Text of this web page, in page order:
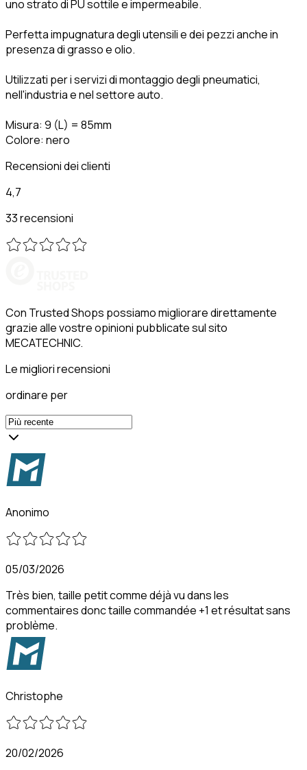
uno strato di PU sottile e impermeabile.
Perfetta impugnatura degli utensili e dei pezzi anche in
presenza di grasso e olio.
Utilizzati per i servizi di montaggio degli pneumatici,
nell'industria e nel settore auto.
Misura: 9 (L) = 85mm
Colore: nero
Recensioni dei clienti
4,7
33 recensioni
Con Trusted Shops possiamo migliorare direttamente
grazie alle vostre opinioni pubblicate sul sito
MECATECHNIC.
Le migliori recensioni
ordinare per
Anonimo
05/03/2026
Très bien, taille petit comme déjà vu dans les
commentaires donc taille commandée +1 et résultat sans
problème.
Christophe
20/02/2026